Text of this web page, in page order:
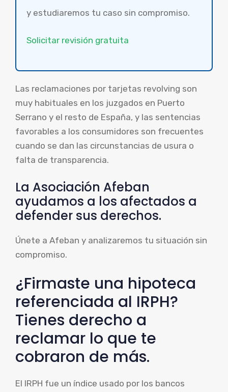
y estudiaremos tu caso sin compromiso.
Solicitar revisión gratuita
Las reclamaciones por tarjetas revolving son
muy habituales en los juzgados en Puerto
Serrano y el resto de España, y las sentencias
favorables a los consumidores son frecuentes
cuando se dan las circunstancias de usura o
falta de transparencia.
La Asociación Afeban
ayudamos a los afectados a
defender sus derechos.
Únete a Afeban y analizaremos tu situación sin
compromiso.
¿Firmaste una hipoteca
referenciada al IRPH?
Tienes derecho a
reclamar lo que te
cobraron de más.
El IRPH fue un índice usado por los bancos